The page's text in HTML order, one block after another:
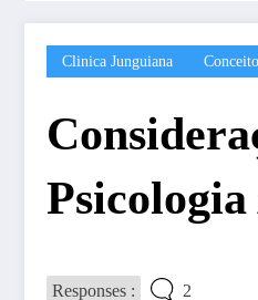
Clinica Junguiana
Responses : 2